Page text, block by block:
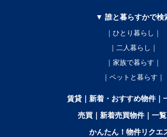
▼ 誰と暮らすかで検
｜ひとり暮らし｜
｜二人暮らし｜
｜家族で暮らす｜
｜ペットと暮らす｜
賃貸｜新着・おすすめ物件｜
売買｜新着売買物件｜一
かんたん！物件リクエ